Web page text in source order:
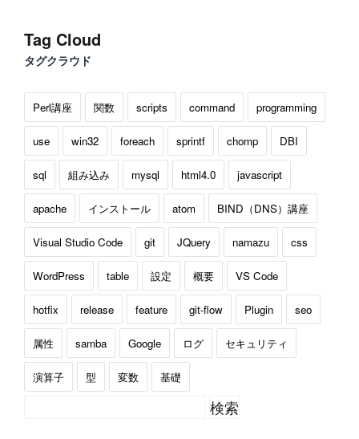
Tag Cloud
タグクラウド
Perl講座 関数 scripts command programming
use win32 foreach sprintf chomp DBI
sql 組み込み mysql html4.0 javascript
apache インストール atom BIND（DNS）講座
Visual Studio Code git JQuery namazu css
WordPress table 設定 概要 VS Code
hotfix release feature git-flow Plugin seo
属性 samba Google ログ セキュリティ
演算子 型 変数 基礎